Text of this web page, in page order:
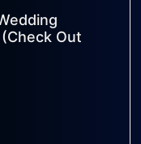
Out